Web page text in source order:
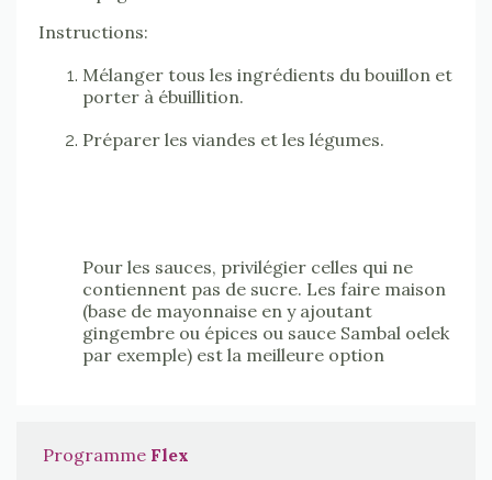
Instructions:
Mélanger tous les ingrédients du bouillon et
porter à ébuillition.
Préparer les viandes et les légumes.
Pour les sauces, privilégier celles qui ne
contiennent pas de sucre. Les faire maison
(base de mayonnaise en y ajoutant
gingembre ou épices ou sauce Sambal oelek
par exemple) est la meilleure option
Programme Flex